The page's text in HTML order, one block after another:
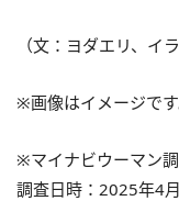
（文：ヨダエリ、イ
※画像はイメージです
※マイナビウーマン
調査日時：2025年4